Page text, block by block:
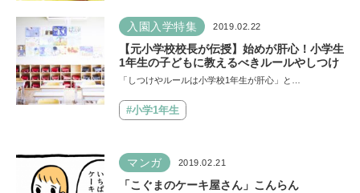
入園入学特集 2019.02.22
【元小学校校長が伝授】始めが肝心！小学生
1年生の子どもに教えるべきルールやしつけ
「しつけやルールは小学校1年生が肝心」と…
#小学1年生
マンガ 2019.02.21
「こぐまのケーキ屋さん」こんらん